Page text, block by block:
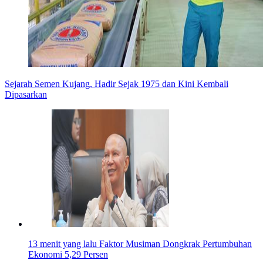
Sejarah Semen Kujang, Hadir Sejak 1975 dan Kini Kembali
Dipasarkan
13 menit yang lalu Faktor Musiman Dongkrak Pertumbuhan
Ekonomi 5,29 Persen